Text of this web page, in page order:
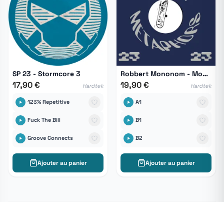
SP 23 - Stormcore 3
17,90 € Hardtek
123% Repetitive
Fuck The Bill
Groove Connects
Ajouter au panier
Robbert Mononom - Mononom 1
19,90 € Hardtek
A1
B1
B2
Ajouter au panier